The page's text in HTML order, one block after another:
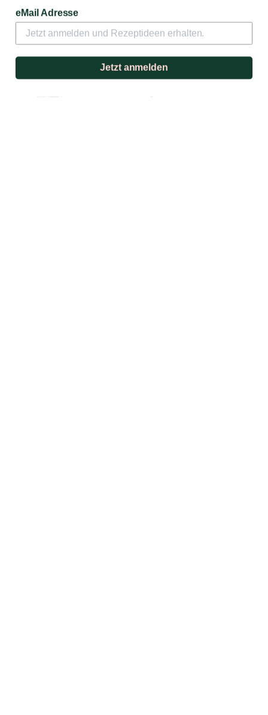
Perle
Crémant de Loire Rosé Dry
PERLE Crémant de Loire Rosé ist ein
eMail Adresse
Jetzt anmelden